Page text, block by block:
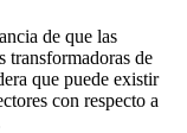
de que las
transformadoras de
que puede existir
con respecto a